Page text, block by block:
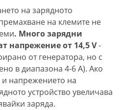
на зарядното
на клемите не
. Много зарядни
напрежение от 14,5 V-
от генератора, но с
в диапазона 4-6 A). Ако
и напрежението на
устройство увеличава
заряда.